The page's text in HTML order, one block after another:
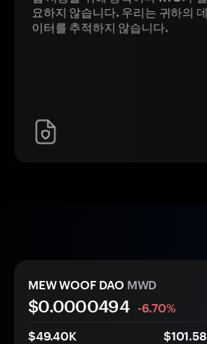
요하지 않습니다. 우리는 귀하의 데
이터를 추적하지 않습니다.
MEW WOOF DAO MWD
$0.0000494
-6.70%
$49.40K
$101.58